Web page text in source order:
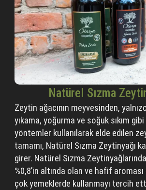
Natürel Sızma
Zeytin ağacının meyvesinden,
yıkama, yoğurma ve soğuk sıkım
yöntemler kullanılarak elde edilen
tamamı, Natürel Sızma Zeytinyağı
girer. Natürel Sızma
%0,8’in altında olan ve hafif
çok yemeklerde kullanmayı tercih